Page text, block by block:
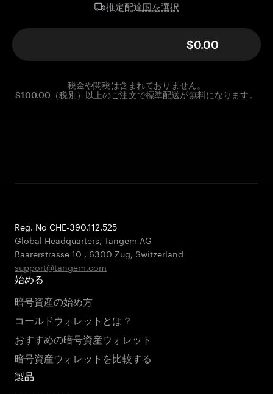
推定配達国を選択
$0.00
税金や関税は含まれておりません。
$100.00（税別）以上のご注文で標準配送が無料になります。
Reg. No CHE-390.112.525
Global Headquarters, Tangem AG
Baarerstrasse 10 , 6300 Zug, Switzerland
support@tangem.com
始める
暗号資産の始め方
コールドウォレットとは？
おすすめの暗号資産ウォレット
暗号資産ウォレットを比較する
製品